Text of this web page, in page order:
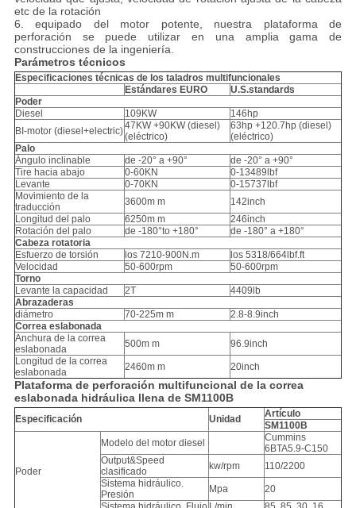
etc de la rotación
6. equipado del motor potente, nuestra plataforma de
perforación se puede utilizar en una amplia gama de
construcciones de la ingeniería.
Parámetros técnicos
Especificaciones técnicas de los taladros multifuncionales
Estándares EURO
U.S.standards
Poder
Diesel
109KW
146hp
BI-motor (diesel+electric)47KW +90KW (diesel)
(eléctrico)
63hp +120.7hp (diesel)
(eléctrico)
Palo
Ángulo inclinable
de -20° a +90°
de -20° a +90°
Tire hacia abajo
0-60KN
0-13489lbf
Levante
0-70KN
0-15737lbf
Movimiento de la
traducción
3600m m
142inch
Longitud del palo
6250m m
246inch
Rotación del palo
de -180°to +180°
de -180° a +180°
Cabeza rotatoria
Esfuerzo de torsión
los 7210-900N.m
los 5318/664lbf.ft
Velocidad
50-600rpm
50-600rpm
Torno
Levante la capacidad
2T
4409lb
Abrazaderas
diámetro
70-225m m
2.8-8.9inch
Correa eslabonada
Anchura de la correa
eslabonada
500m m
96.9inch
Longitud de la correa
eslabonada
2460m m 20inch
Plataforma de perforación multifuncional de la correa
eslabonada hidráulica llena de SM1100B
Especificación Unidad
Artículo
SM1100B
Poder
Modelo del motor diesel
Cummins
6BTA5.9-C150
Output&Speed
clasificado
kw/rpm
110/2200
Sistema hidráulico.
Presión
Mpa
20